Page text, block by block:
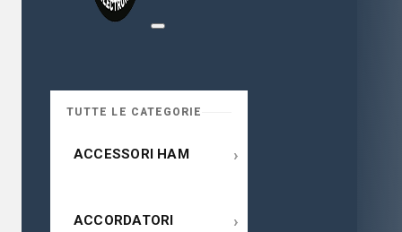
TUTTE LE CATEGORIE
ACCESSORI HAM ›
ACCORDATORI ›